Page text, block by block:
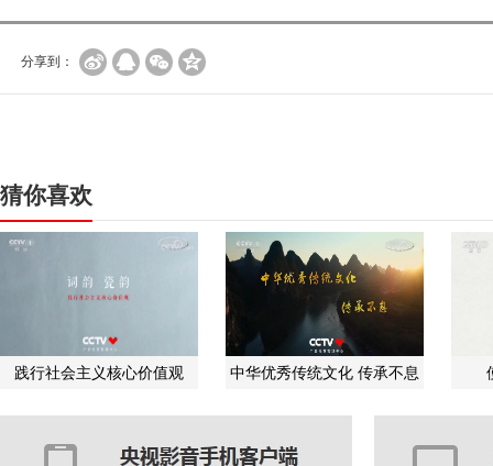
分享到：
猜你喜欢
践行社会主义核心价值观 中华优秀传统文化 传承不息